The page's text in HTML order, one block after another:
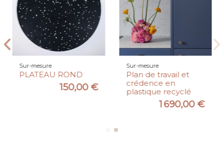
Sur-mesure
PLATEAU ROND
150,00 €
Sur-mesure
Plan de travail et
crédence en
plastique recyclé
1 690,00 €